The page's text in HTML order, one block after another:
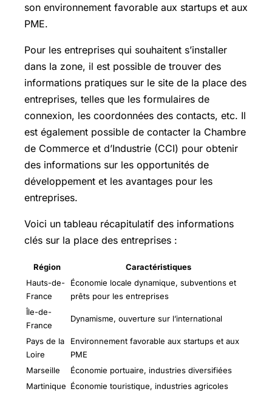
son environnement favorable aux startups et aux
PME.
Pour les entreprises qui souhaitent s’installer
dans la zone, il est possible de trouver des
informations pratiques sur le site de la place des
entreprises, telles que les formulaires de
connexion, les coordonnées des contacts, etc. Il
est également possible de contacter la Chambre
de Commerce et d’Industrie (CCI) pour obtenir
des informations sur les opportunités de
développement et les avantages pour les
entreprises.
Voici un tableau récapitulatif des informations
clés sur la place des entreprises :
Région
Caractéristiques
Hauts-de-
France
Économie locale dynamique, subventions et
prêts pour les entreprises
Île-de-
France
Dynamisme, ouverture sur l’international
Pays de la
Loire
Environnement favorable aux startups et aux
PME
Marseille
Économie portuaire, industries diversifiées
Martinique Économie touristique, industries agricoles